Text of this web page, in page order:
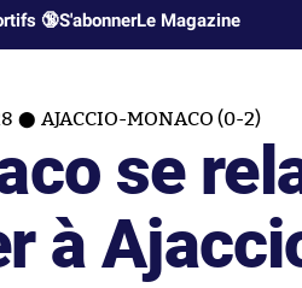
🔞S'abonnerLe Magazine
AJACCIO-MONACO (0-2)
se
à